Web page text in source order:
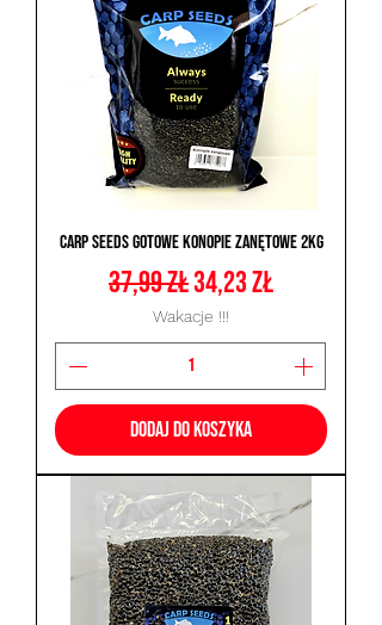
Carp Seeds Gotowe Konopie Zanętowe 2kg
Regularna cena
37,99 złCena rabatowa
34,23 zł
Wakacje !!!
Dodaj do koszyka